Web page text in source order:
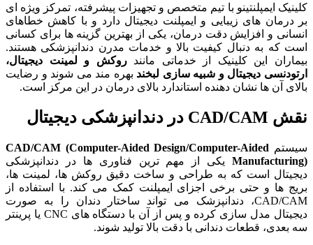
کلینیک ایمپلنتینو با تیم متخصص و تجهیزات پیشرفته، تمرکز ویژه ای
بر درمان های زیبایی و ایمپلنت دیجیتال دارد و با کاهش خطاهای
انسانی و افزایش دقت درمان، یکی از بهترین گزینه ها برای کسانی
است که به دنبال کیفیت بالا و خدمات مدرن دندانپزشکی هستند.
بیماران این کلینیک از خدماتی مانندروکش و لمینت دیجیتال،
ارتودنسی دیجیتال و شبیه سازی لبخند بهره مند می شوند و رضایت
بالای آن ها نشان دهنده استاندارد بالای درمان در این مرکز است.
نقش CAD/CAM در دندانپزشکی دیجیتال
سیستم CAD/CAM (Computer-Aided Design/Computer-Aided
Manufacturing) یکی از مهم ترین فناوری ها در دندانپزشکی
دیجیتال است که به طراحی و ساخت دقیق روکش ها، لمینت ها،
بریج ها و حتی برخی اجزای ایمپلنت کمک می کند. با استفاده از
CAD/CAM، دندانپزشک می تواند ساختار دندان را به صورت
دیجیتال مدل سازی کرده و پس از آن با دستگاه های CNC یا پرینتر
سه بعدی، قطعات دندانی با دقت بالا تولید شوند.